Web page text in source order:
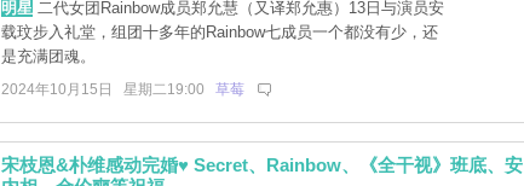
明星二代女团Rainbow成员郑允慧（又译郑允惠）13日与演员安
载玟步入礼堂，组团十多年的Rainbow七成员一个都没有少，还
是充满团魂。
2024年10月15日 星期二19:00 草莓
宋枝恩&朴维感动完婚♥ Secret、Rainbow、《全干视》班底、安